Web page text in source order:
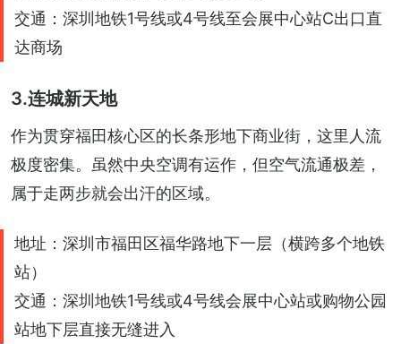
交通：深圳地铁1号线或4号线至会展中心站C出口直
达商场
3.连城新天地
作为贯穿福田核心区的长条形地下商业街，这里人流
极度密集。虽然中央空调有运作，但空气流通极差，
属于走两步就会出汗的区域。
地址：深圳市福田区福华路地下一层（横跨多个地铁
站）
交通：深圳地铁1号线或4号线会展中心站或购物公园
站地下层直接无缝进入